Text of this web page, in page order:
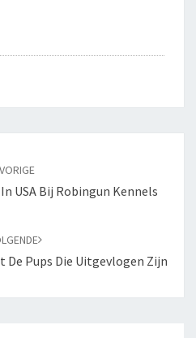
USA Bij Robingun Kennels
De Pups Die Uitgevlogen Zijn